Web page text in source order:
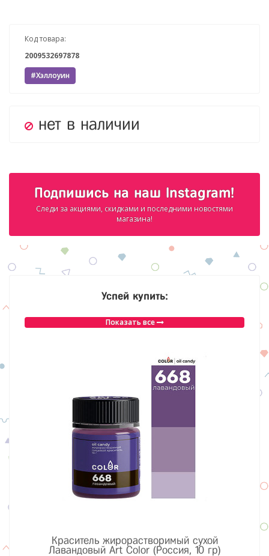
Код товара:
2009532697878
#Хэллоуин
нет в наличии
Подпишись на наш Instagram!
Следи за акциями, скидками и последними новостями
магазина!
Успей купить:
Показать все
Краситель жирорастворимый сухой
Лавандовый Art Color (Россия, 10 гр)